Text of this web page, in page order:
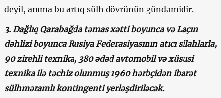
deyil, amma bu artıq sülh dövrünün gündəmidir.
3. Dağlıq Qarabağda təmas xətti boyunca və Laçın
dəhlizi boyunca Rusiya Federasiyasının atıcı silahlarla,
90 zirehli texnika, 380 ədəd avtomobil və xüsusi
texnika ilə təchiz olunmuş 1960 hərbçidən ibarət
sülhməramlı kontingenti yerləşdiriləcək.